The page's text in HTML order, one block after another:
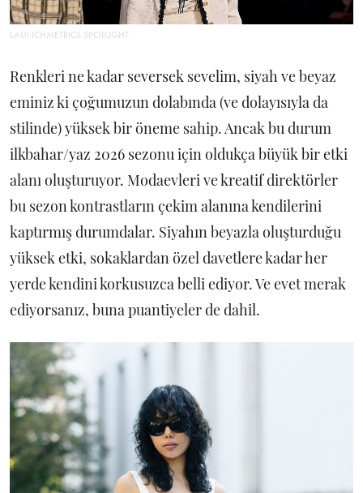
LAUNCHMETRICS SPOTLIGHT
Renkleri ne kadar seversek sevelim, siyah ve beyaz
eminiz ki çoğumuzun dolabında (ve dolayısıyla da
stilinde) yüksek bir öneme sahip. Ancak bu durum
ilkbahar/yaz 2026 sezonu için oldukça büyük bir etki
alanı oluşturuyor. Modaevleri ve kreatif direktörler
bu sezon kontrastların çekim alanına kendilerini
kaptırmış durumdalar. Siyahın beyazla oluşturduğu
yüksek etki, sokaklardan özel davetlere kadar her
yerde kendini korkusuzca belli ediyor. Ve evet merak
ediyorsanız, buna puantiyeler de dahil.